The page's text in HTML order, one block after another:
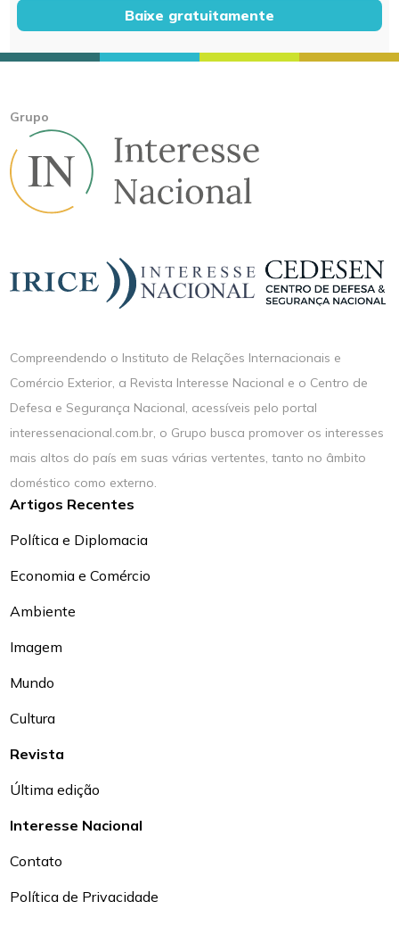
Baixe gratuitamente
Grupo
Compreendendo o Instituto de Relações Internacionais e
Comércio Exterior, a Revista Interesse Nacional e o Centro de
Defesa e Segurança Nacional, acessíveis pelo portal
interessenacional.com.br, o Grupo busca promover os interesses
mais altos do país em suas várias vertentes, tanto no âmbito
doméstico como externo.
Artigos Recentes
Política e Diplomacia
Economia e Comércio
Ambiente
Imagem
Mundo
Cultura
Revista
Última edição
Interesse Nacional
Contato
Política de Privacidade